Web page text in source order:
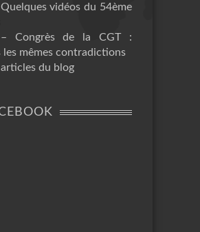
vidéos du 54ème
Congrès de la CGT :
mêmes contradictions
articles du blog